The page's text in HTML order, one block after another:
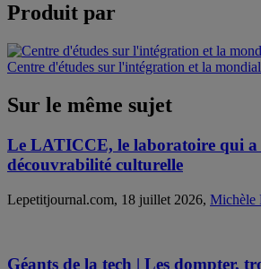
Produit par
Centre d'études sur l'intégration et la
Sur le même sujet
Le LATICCE, le laboratoire qui a
découvrabilité culturelle
Lepetitjournal.com, 18 juillet 2026, Michèle
Géants de la tech | Les dompter,